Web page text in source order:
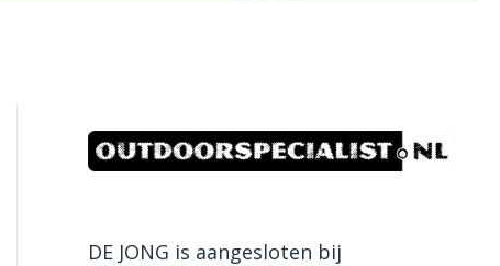
DE JONG is aangesloten bij